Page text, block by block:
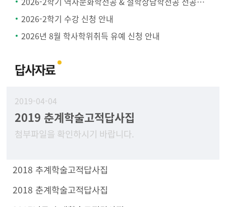
2026-2학기 수강 신청 안내
2026년 8월 학사학위취득 유예 신청 안내
답사자료
2019-04-04
2019 춘계학술고적답사집
첨부파일을 확인하시기 바랍니다.
2018 추계학술고적답사집
2018 춘계학술고적답사집